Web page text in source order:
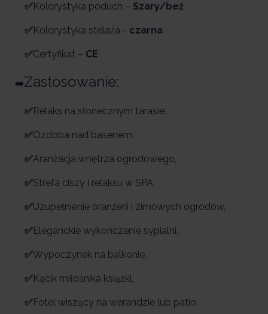
✅Kolorystyka poduch – Szary/beż
✅Kolorystyka stelaża - czarna
✅Certyfikat – CE
➡️Zastosowanie:
✅Relaks na słonecznym tarasie,
✅Ozdoba nad basenem,
✅Aranżacja wnętrza ogrodowego,
✅Strefa ciszy i relaksu w SPA,
✅Uzupełnienie oranżerii i zimowych ogrodów,
✅Eleganckie wykończenie sypialni,
✅Wypoczynek na balkonie,
✅Kącik miłośnika książki,
✅Fotel wiszący na werandzie lub patio.